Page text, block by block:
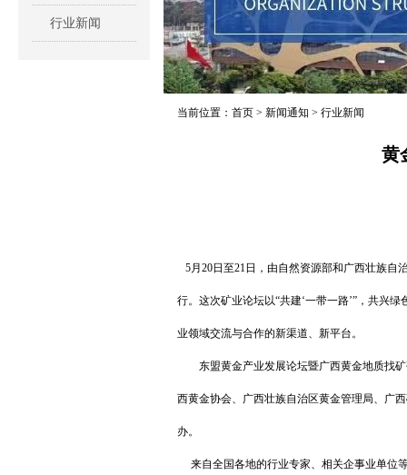
行业新闻
当前位置： 首页 > 新闻通知 > 行业新闻
黄
5月20日至21日，由自然资源部和广西壮族自
行。这次矿业论坛以“共建‘一带一路’”，共兴
业领域交流与合作的新渠道、新平台。
东盟黄金产业发展论坛暨广西黄金地质找矿
西黄金协会、广西壮族自治区黄金管理局、广
办。
来自全国各地的行业专家、相关企事业单位